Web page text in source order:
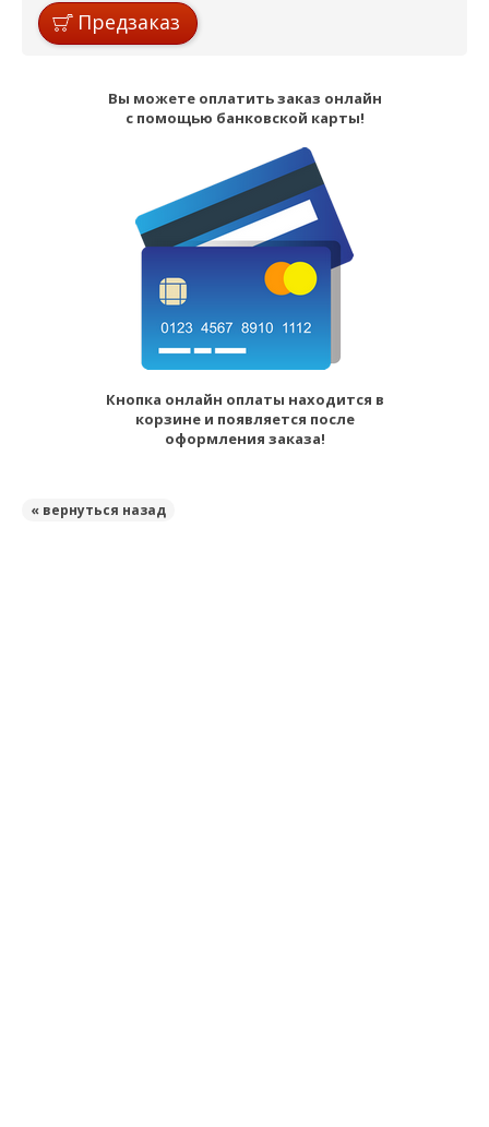
Предзаказ
Вы можете оплатить заказ онлайн
с помощью банковской карты!
Кнопка онлайн оплаты находится в
корзине и появляется после
оформления заказа!
« вернуться назад